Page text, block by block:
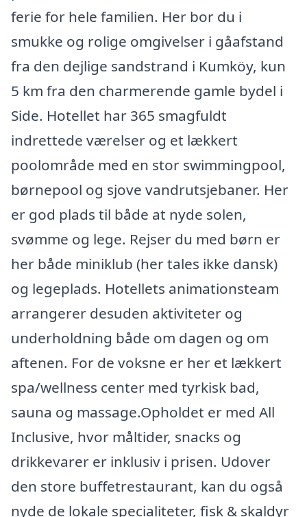
ferie for hele familien. Her bor du i
smukke og rolige omgivelser i gåafstand
fra den dejlige sandstrand i Kumköy, kun
5 km fra den charmerende gamle bydel i
Side. Hotellet har 365 smagfuldt
indrettede værelser og et lækkert
poolområde med en stor swimmingpool,
børnepool og sjove vandrutsjebaner. Her
er god plads til både at nyde solen,
svømme og lege. Rejser du med børn er
her både miniklub (her tales ikke dansk)
og legeplads. Hotellets animationsteam
arrangerer desuden aktiviteter og
underholdning både om dagen og om
aftenen. For de voksne er her et lækkert
spa/wellness center med tyrkisk bad,
sauna og massage.Opholdet er med All
Inclusive, hvor måltider, snacks og
drikkevarer er inklusiv i prisen. Udover
den store buffetrestaurant, kan du også
nyde de lokale specialiteter, fisk & skaldyr